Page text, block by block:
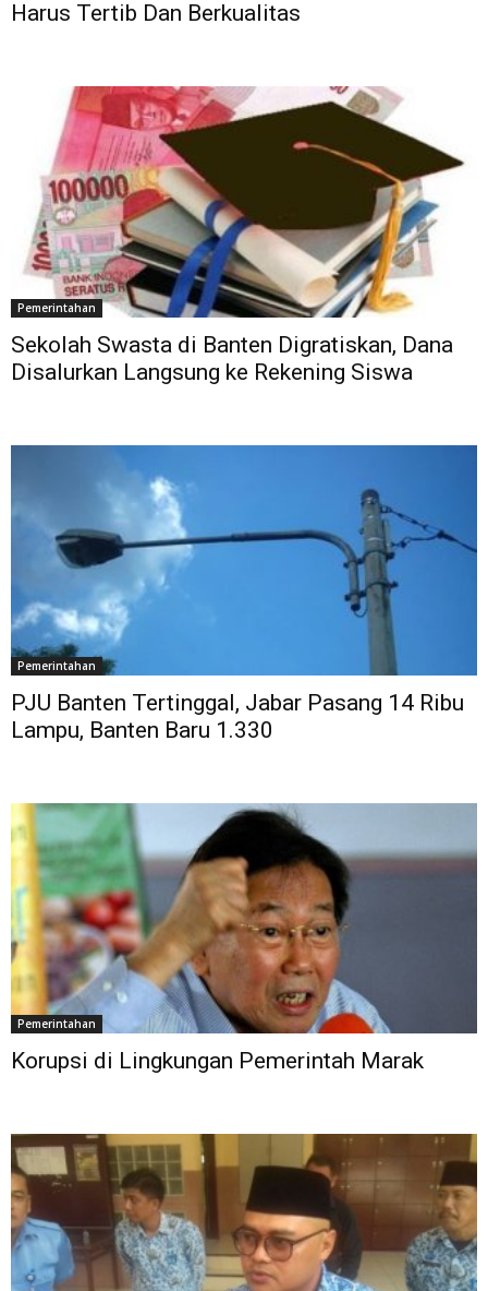
Harus Tertib Dan Berkualitas
Pemerintahan
Sekolah Swasta di Banten Digratiskan, Dana
Disalurkan Langsung ke Rekening Siswa
Pemerintahan
PJU Banten Tertinggal, Jabar Pasang 14 Ribu
Lampu, Banten Baru 1.330
Pemerintahan
Korupsi di Lingkungan Pemerintah Marak